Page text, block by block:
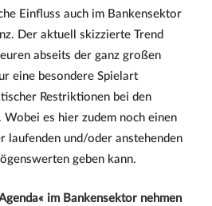
Einfluss auch im Bankensektor
Der aktuell skizzierte Trend
abseits der ganz großen
eine besondere Spielart
Restriktionen bei den
es hier zudem noch einen
laufenden und/oder anstehenden
geben kann.
im Bankensektor nehmen